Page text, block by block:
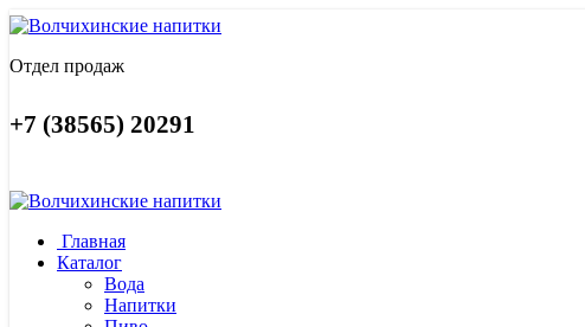
Отдел продаж
+7 (38565) 20291
Главная
Каталог
Вода
Напитки